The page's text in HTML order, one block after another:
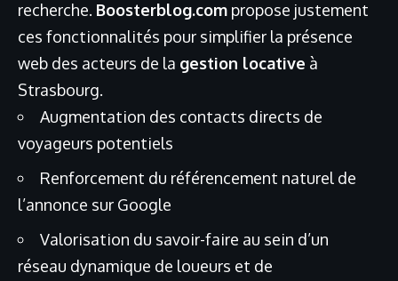
recherche. Boosterblog.com propose justement
ces fonctionnalités pour simplifier la présence
web des acteurs de la gestion locative à
Strasbourg.
Augmentation des contacts directs de
voyageurs potentiels
Renforcement du référencement naturel de
l’annonce sur Google
Valorisation du savoir-faire au sein d’un
réseau dynamique de loueurs et de